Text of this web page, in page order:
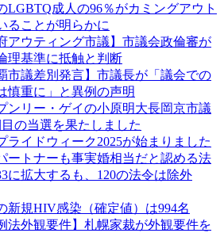
LGBTQ成人の96％がカミングアウト
ることが明らかに
アウティング市議】市議会政倫審が
理基準に抵触と判断
市議差別発言】市議長が「議会での
慎重に」と異例の声明
ンリー・ゲイの小原明大長岡京市議
の当選を果たしました
ライドウィーク2025が始まりました
ートナーも事実婚相当だと認める法
に拡大するも、120の法令は除外
新規HIV感染（確定値）は994名
法外観要件】札幌家裁が外観要件を